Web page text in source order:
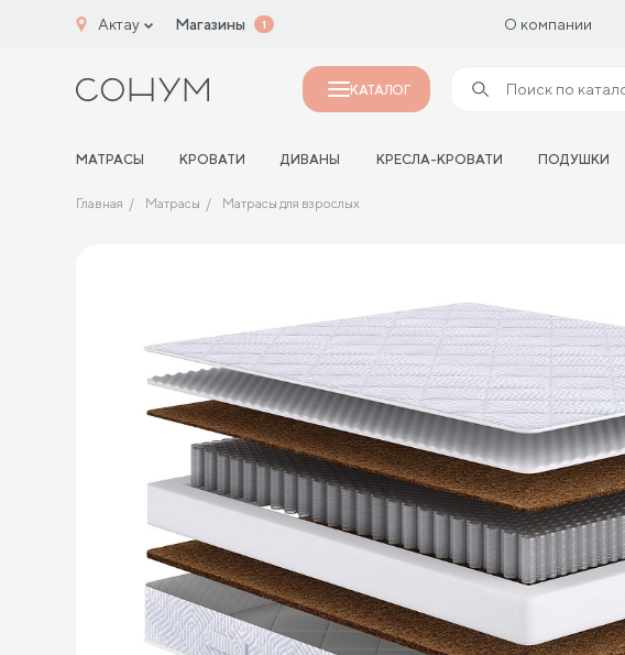
Актау Магазины 1 О компании
КАТАЛОГ
МАТРАСЫ КРОВАТИ ДИВАНЫ КРЕСЛА-КРОВАТИ ПОДУШКИ
Главная Матрасы Матрасы для взрослых